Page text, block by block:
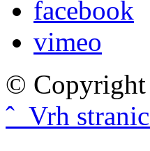
facebook
vimeo
© Copyright
ˆ Vrh